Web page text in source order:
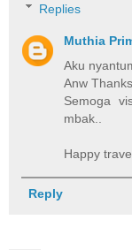
Replies
Muthia
Aku
Anw
Semoga
mbak..
Happy
Reply